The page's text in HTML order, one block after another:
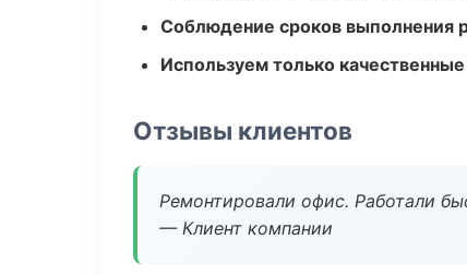
Соблюдение сроков выполнения
Используем только
Отзывы клиентов
Ремонтировали офис. Работали
— Клиент компании